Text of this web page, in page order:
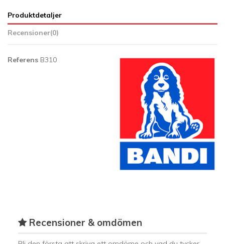
Produktdetaljer
Recensioner(0)
Referens B310
Recensioner & omdömen